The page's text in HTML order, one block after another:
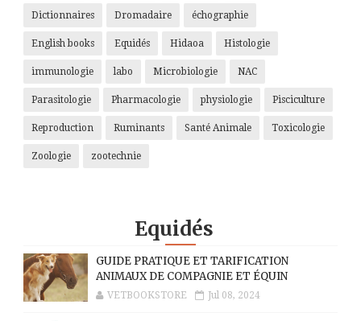
Dictionnaires Dromadaire échographie
English books Equidés Hidaoa Histologie
immunologie labo Microbiologie NAC
Parasitologie Pharmacologie physiologie Pisciculture
Reproduction Ruminants Santé Animale Toxicologie
Zoologie zootechnie
Equidés
GUIDE PRATIQUE ET TARIFICATION
ANIMAUX DE COMPAGNIE ET ÉQUIN
VETBOOKSTORE Jul 08, 2024